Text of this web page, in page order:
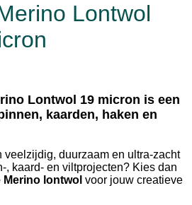
Lontwol
Lontwol 19 micron is een
kaarden, haken en
veelzijdig, duurzaam en ultra-zacht
, kaard- en viltprojecten? Kies dan
lontwol voor jouw creatieve